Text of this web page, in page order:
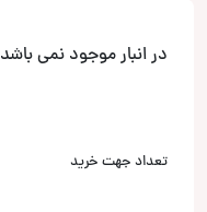
در انبار موجود نمی باشد
تعداد جهت خرید